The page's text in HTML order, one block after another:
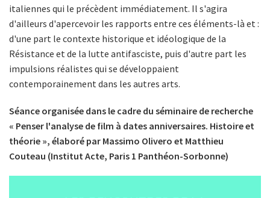
italiennes qui le précèdent immédiatement. Il s'agira
d'ailleurs d'apercevoir les rapports entre ces éléments-là et :
d'une part le contexte historique et idéologique de la
Résistance et de la lutte antifasciste, puis d'autre part les
impulsions réalistes qui se développaient
contemporainement dans les autres arts.
Séance organisée dans le cadre du séminaire de recherche
« Penser l'analyse de film à dates anniversaires. Histoire et
théorie », élaboré par Massimo Olivero et Matthieu
Couteau (Institut Acte, Paris 1 Panthéon-Sorbonne)